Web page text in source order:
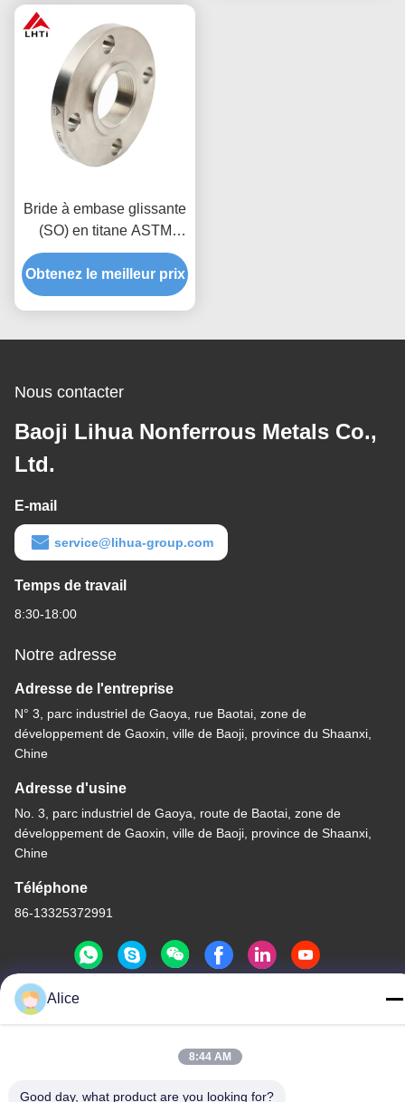
Bride à embase glissante
(SO) en titane ASTM
B16.5 Gr2 Gr5 | Forgée et
coulée
Obtenez le meilleur prix
Nous contacter
Baoji Lihua Nonferrous Metals Co.,
Ltd.
E-mail
service@lihua-group.com
Temps de travail
8:30-18:00
Notre adresse
Adresse de l'entreprise
N° 3, parc industriel de Gaoya, rue Baotai, zone de
développement de Gaoxin, ville de Baoji, province du Shaanxi,
Chine
Adresse d'usine
No. 3, parc industriel de Gaoya, route de Baotai, zone de
développement de Gaoxin, ville de Baoji, province de Shaanxi,
Chine
Téléphone
86-13325372991
Politique de confidentialité|
Alice
8:44 AM
Good day, what product are you looking for?